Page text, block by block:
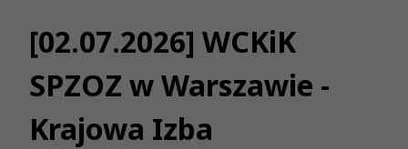
[02.07.2026] WCKiK
SPZOZ w Warszawie -
Krajowa Izba